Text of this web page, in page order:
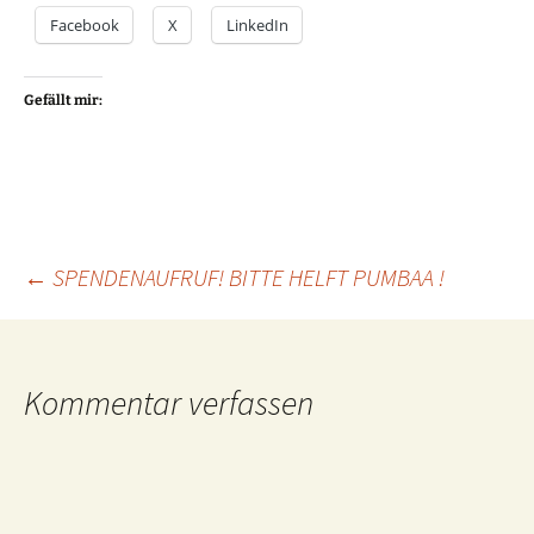
Facebook X LinkedIn
Gefällt mir:
Beitragsnavigation
← SPENDENAUFRUF! BITTE HELFT PUMBAA !
Kommentar verfassen